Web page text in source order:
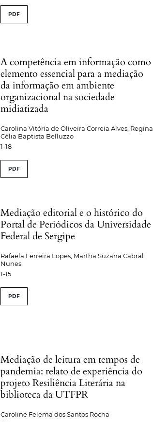
PDF
A competência em informação como
elemento essencial para a mediação
da informação em ambiente
organizacional na sociedade
midiatizada
Carolina Vitória de Oliveira Correia Alves, Regina
Célia Baptista Belluzzo
1-18
PDF
Mediação editorial e o histórico do
Portal de Periódicos da Universidade
Federal de Sergipe
Rafaela Ferreira Lopes, Martha Suzana Cabral
Nunes
1-15
PDF
Mediação de leitura em tempos de
pandemia: relato de experiência do
projeto Resiliência Literária na
biblioteca da UTFPR
Caroline Felema dos Santos Rocha